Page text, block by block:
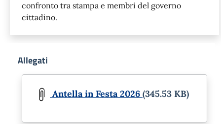
confronto tra stampa e membri del governo
cittadino.
Allegati
Antella in Festa 2026 (345.53 KB)